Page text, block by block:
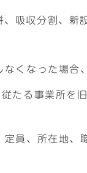
吸収分割、
くなった場合
る事業所を
員、所在地、